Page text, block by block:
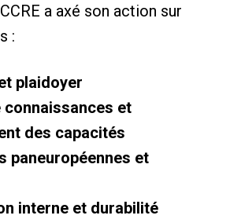
a axé son action sur
:
plaidoyer
connaissances et
des capacités
paneuropéennes et
interne et durabilité